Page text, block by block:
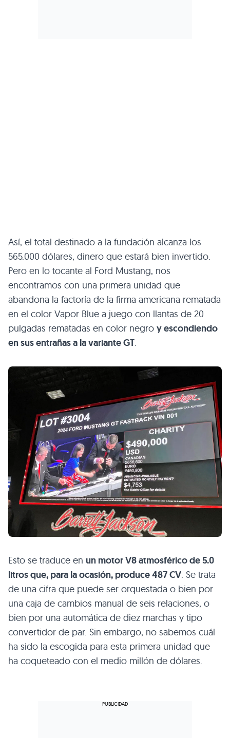
Así, el total destinado a la fundación alcanza los
565.000 dólares, dinero que estará bien invertido.
Pero en lo tocante al Ford Mustang, nos
encontramos con una primera unidad que
abandona la factoría de la firma americana rematada
en el color Vapor Blue a juego con llantas de 20
pulgadas rematadas en color negro y escondiendo
en sus entrañas a la variante GT
Esto se traduce en un motor V8 atmosférico de 5.0
litros que, para la ocasión, produce 487 CV. Se trata
de una cifra que puede ser orquestada o bien por
una caja de cambios manual de seis relaciones, o
bien por una automática de diez marchas y tipo
convertidor de par. Sin embargo, no sabemos cuál
ha sido la escogida para esta primera unidad que
ha coqueteado con el medio millón de dólares.